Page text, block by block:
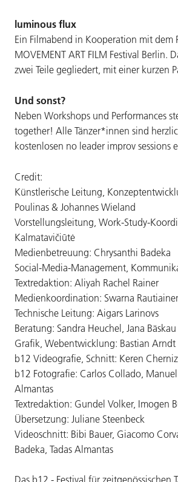
luminous flux
Ein Filmabend in Kooperation mit dem
MOVEMENT ART FILM Festival Berlin.
zwei Teile gegliedert, mit einer kurzen
Und sonst?
Neben Workshops und Performances
together! Alle Tänzer*innen sind
kostenlosen no leader improv sessions
Credit:
Künstlerische Leitung,
Poulinas & Johannes Wieland
Vorstellungsleitung, Work-Study-
Kalmatavičiūtė
Medienbetreuung: Chrysanthi Badeka
Social-Media-Management,
Textredaktion: Aliyah Rachel Rainer
Medienkoordination: Swarna
Technische Leitung: Aigars Larinovs
Beratung: Sandra Heuchel, Jana Bäskau
Grafik, Webentwicklung: Bastian Arndt
b12 Videografie, Schnitt: Keren
b12 Fotografie: Carlos Collado, Manuel
Almantas
Textredaktion: Gundel Volker, Imogen
Übersetzung: Juliane Steenbeck
Videoschnitt: Bibi Bauer, Giacomo
Badeka, Tadas Almantas